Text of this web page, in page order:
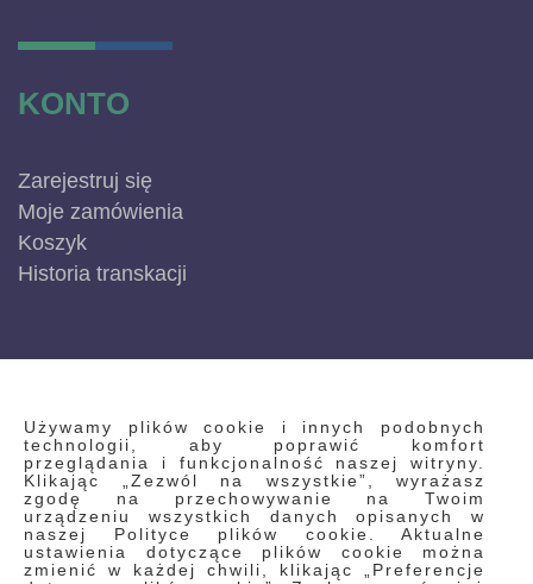
Używamy plików cookie i innych podobnych
technologii, aby poprawić komfort
przeglądania i funkcjonalność naszej witryny.
Klikając „Zezwól na wszystkie”, wyrażasz
zgodę na przechowywanie na Twoim
urządzeniu wszystkich danych opisanych w
naszej Polityce plików cookie. Aktualne
ustawienia dotyczące plików cookie można
zmienić w każdej chwili, klikając „Preferencje
KONTO
Zarejestruj się
Moje zamówienia
Koszyk
Historia transkacji
INFORMACJE
Regulamin
Polityka prywatności i pliki cookie
Wyszukiwane frazy